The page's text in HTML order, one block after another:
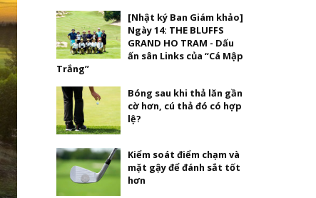
[Nhật ký Ban Giám khảo]
Ngày 14: THE BLUFFS
GRAND HO TRAM - Dấu
ấn sân Links của “Cá Mập
Trắng”
Bóng sau khi thả lăn gần
cờ hơn, cú thả đó có hợp
lệ?
Kiểm soát điểm chạm và
mặt gậy để đánh sắt tốt
hơn